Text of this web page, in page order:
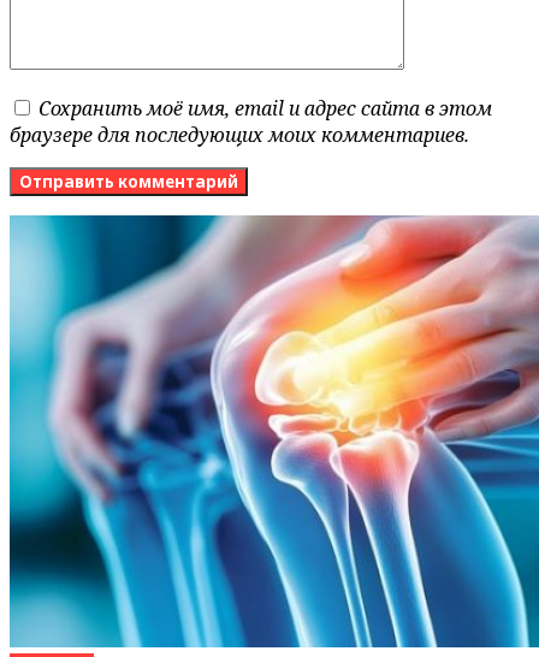
Сохранить моё имя, email и адрес сайта в этом
браузере для последующих моих комментариев.